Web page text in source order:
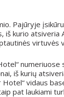
Pajūryje
kurio atsiveria
virtuvės
iš kurių
vidaus
pat laukiami